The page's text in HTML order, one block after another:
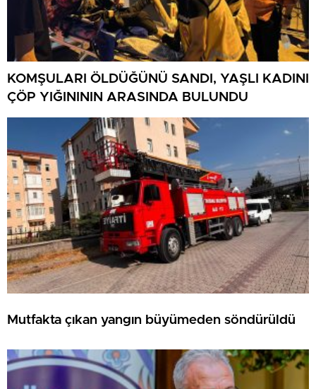
KOMŞULARI ÖLDÜĞÜNÜ SANDI, YAŞLI KADINI
ÇÖP YIĞINININ ARASINDA BULUNDU
Mutfakta çıkan yangın büyümeden söndürüldü